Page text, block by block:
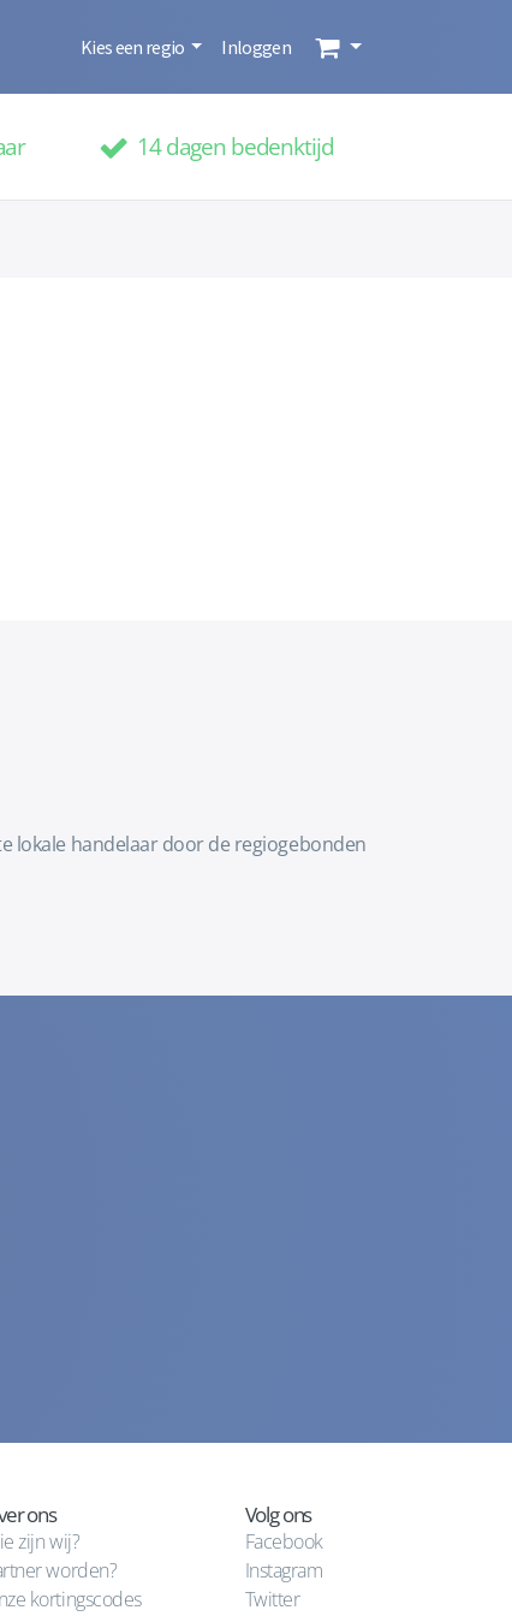
Kies een regio Inloggen
14 dagen bedenktijd
lokale handelaar door de regiogebonden
ons
zijn wij?
worden?
kortingscodes
Volg ons
Facebook
Instagram
Twitter